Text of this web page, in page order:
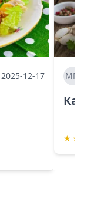
2025-12-17 ММ
★ ★